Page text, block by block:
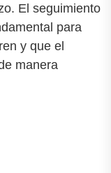
El seguimiento
para
y que el
manera